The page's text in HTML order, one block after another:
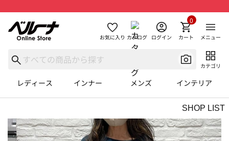
お気に入り カタログ ログイン カート
0
メニュー
カテゴリ
レディース インナー メンズ インテリア
SHOP LIST